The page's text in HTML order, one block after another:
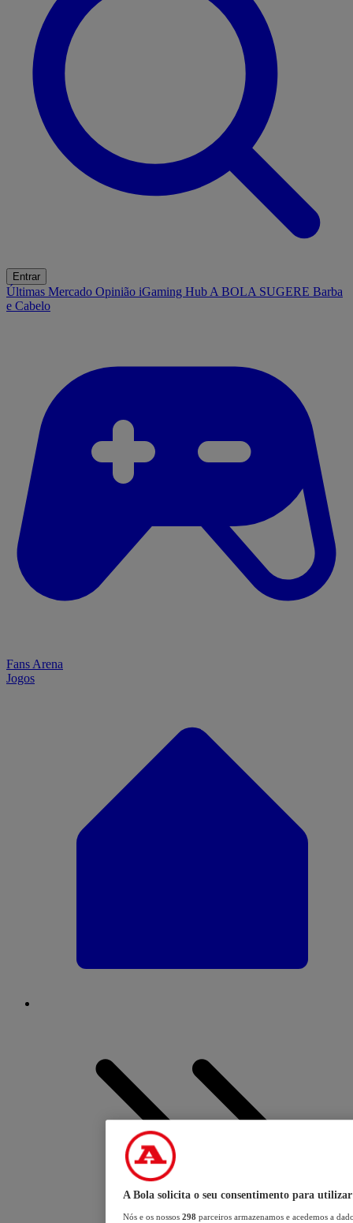
Entrar
Últimas Mercado Opinião iGaming Hub A BOLA SUGERE Barba
e Cabelo
Fans Arena
Jogos
A Bola solicita o seu consentimento para utilizar
Nós e os nossos 298 parceiros armazenamos e acedemos a